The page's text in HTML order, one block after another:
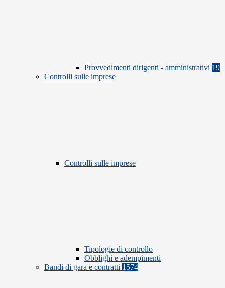
Provvedimenti dirigenti - amministrativi 19
Controlli sulle imprese
Controlli sulle imprese
Tipologie di controllo
Obblighi e adempimenti
Bandi di gara e contratti 1574